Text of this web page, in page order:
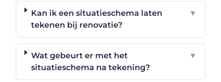
Kan ik een situatieschema laten
tekenen bij renovatie?
▼
Wat gebeurt er met het
situatieschema na tekening?
▼